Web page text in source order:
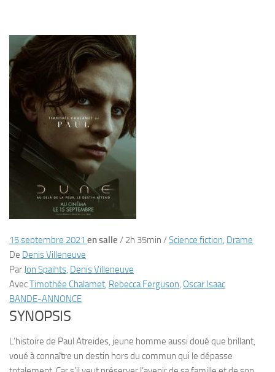
15 septembre 2021 en salle / 2h 35min /Science fiction, Drame
De Denis Villeneuve
Par Jon Spaihts, Denis Villeneuve
AvecTimothée Chalamet, Rebecca Ferguson, Oscar Isaac
BANDE-ANNONCE
SYNOPSIS
L’histoire de Paul Atreides, jeune homme aussi doué que brillant,
voué à connaître un destin hors du commun qui le dépasse